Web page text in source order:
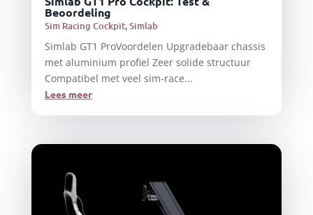
Beoordeling
Sim Racing Cockpit,Simlab
Simlab GT1 ProVoordelen Upgradebaar chassis
met aluminium profiel Zeer solide structuur
Compatibel met veel sim-race...
Lees meer